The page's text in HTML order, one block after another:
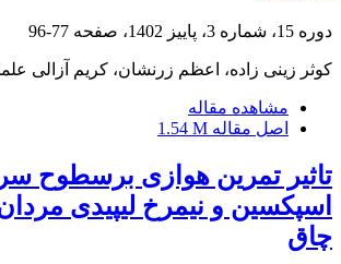
دوره 15، شماره 3، پاییز 1402، صفحه 77-96
کوثر زینی زاده، اعظم زرنشان، کریم آزالی
مشاهده مقاله
اصل مقاله 1.54 M
تاثیر تمرین هوازی برسطوح
اسپکسین و نیمرخ لیپیدی
چاق